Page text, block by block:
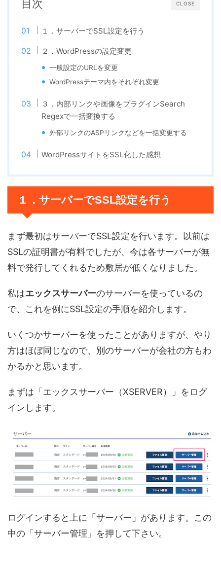
CLOSE
目次
１．サーバーでSSL設定を行う
２．WordPressの設定変更
一般設定のURLを変更
WordPressテーマ内をそれぞれ変更
３．内部リンクや画像をプラグインSearch
Regexで一括変換する
外部リンクのASPリンクなどを一括変更する
WordPressサイトをSSL化した感想
１．サーバーでSSL設定を行う
まず最初はサーバーでSSL設定を行います。以前は
SSLの証明書が有料でしたが、今は各サーバーが無
料で発行してくれるため敷居が低くなりました。
私はエックスサーバーのサーバーを使っているの
で、これを例にSSL設定の手順を紹介します。
いくつかサーバーを使ったことがありますが、やり
方はほぼ同じなので、別のサーバーが会社の方もわ
かるかと思います。
まずは「エックスサーバー（XSERVER）」をログ
インします。
ログインすると上に「サーバー」があります。この
中の「サーバー管理」を押して下さい。